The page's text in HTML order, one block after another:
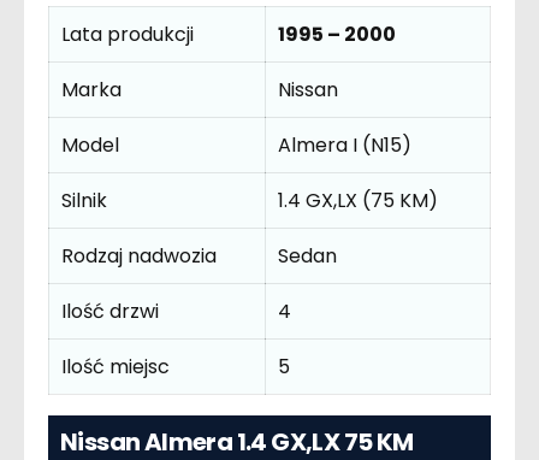
Lata produkcji
1995 – 2000
Marka
Nissan
Model
Almera I (N15)
Silnik
1.4 GX,LX (75 KM)
Rodzaj nadwozia
Sedan
Ilość drzwi
4
Ilość miejsc
5
Nissan Almera 1.4 GX,LX 75 KM